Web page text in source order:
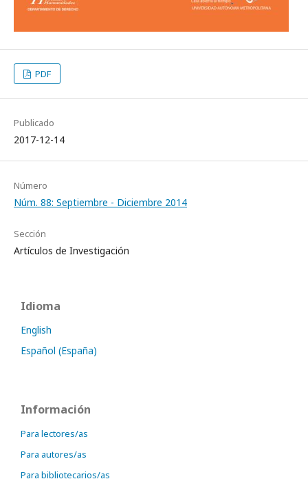
PDF
Publicado
2017-12-14
Número
Núm. 88: Septiembre - Diciembre 2014
Sección
Artículos de Investigación
Idioma
English
Español (España)
Información
Para lectores/as
Para autores/as
Para bibliotecarios/as